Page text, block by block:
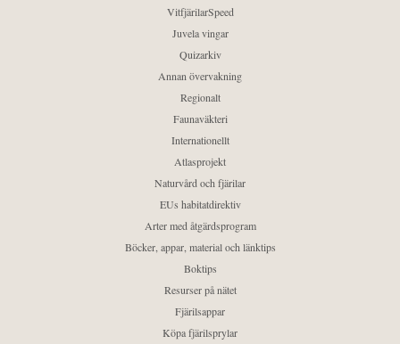
VitfjärilarSpeed
Juvela vingar
Quizarkiv
Annan övervakning
Regionalt
Faunaväkteri
Internationellt
Atlasprojekt
Naturvård och fjärilar
EUs habitatdirektiv
Arter med åtgärdsprogram
Böcker, appar, material och länktips
Boktips
Resurser på nätet
Fjärilsappar
Köpa fjärilsprylar